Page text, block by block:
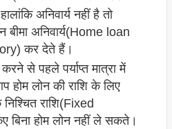
अनिवार्य नहीं है तो
अनिवार्य(Home loan
कर देते हैं।
से पहले पर्याप्त मात्रा में
लोन की राशि के लिए
राशि(Fixed
बिना होम लोन नहीं ले सकते।